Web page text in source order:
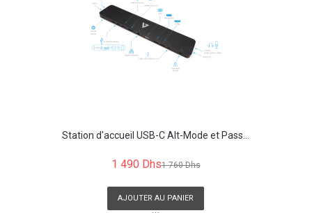
Station d'accueil USB-C Alt-Mode et Pass...
1 490 Dhs1 760 Dhs
AJOUTER AU PANIER